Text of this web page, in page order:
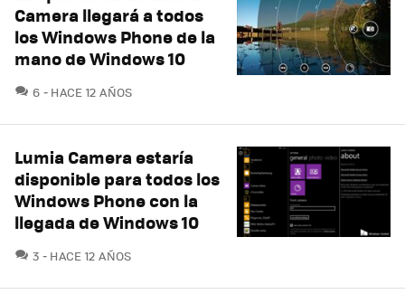
Camera llegará a todos
los Windows Phone de la
mano de Windows 10
6 COMENTARIOS
HACE 12 AÑOS
Lumia Camera estaría
disponible para todos los
Windows Phone con la
llegada de Windows 10
3 COMENTARIOS
HACE 12 AÑOS